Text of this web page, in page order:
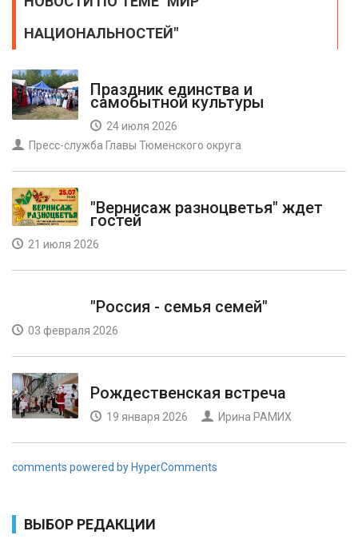
НАЦИОНАЛЬНОСТЕЙ"
Праздник единства и
самобытной культуры
24 июля 2026
Пресс-служба Главы Тюменского округа
"Вернисаж разноцветья" ждет
гостей
21 июля 2026
"Россия - семья семей"
03 февраля 2026
Рождественская встреча
19 января 2026 Ирина РАМИХ
comments powered by HyperComments
ВЫБОР РЕДАКЦИИ